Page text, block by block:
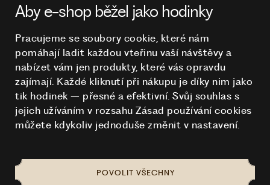
O NÁKUPU
HODINKY
Aby e-shop běžel jako hodinky
Pracujeme se soubory cookie, které nám
pomáhají ladit každou vteřinu vaší návštěvy a
nabízet vám jen produkty, které vás opravdu
zajímají. Každé kliknutí při nákupu je díky nim jako
tik hodinek – přesné a efektivní. Svůj souhlas s
jejich užíváním v rozsahu Zásad používání cookies
můžete kdykoliv jednoduše změnit v nastavení.
POVOLIT VŠECHNY